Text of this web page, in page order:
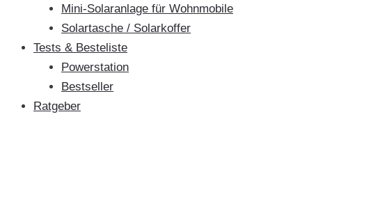
Mini-Solaranlage für Wohnmobile
Solartasche / Solarkoffer
Tests & Besteliste
Powerstation
Bestseller
Ratgeber